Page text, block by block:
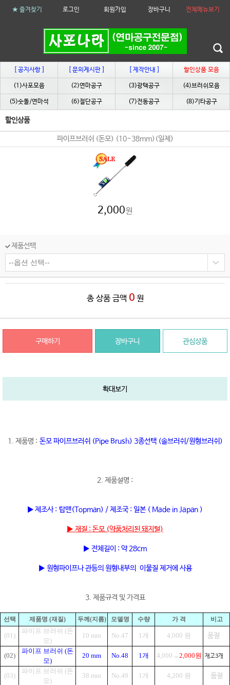
★ 즐겨찾기 로그인 회원가입 장바구니 전체메뉴보기
[ 공지사항 ] [ 문의게시판 ] [ 제작안내 ] 할인상품 모음
(1)사포모음 (2)연마공구 (3)광택공구 (4)브러쉬모음
(5)숫돌/연마석 (6)절단공구 (7)전동공구 (8)기타공구
할인상품
파이프브러쉬 (돈모) (10~38mm)(일제)
2,000원
제품선택
총 상품 금액 0 원
구매하기 장바구니 관심상품
확대보기
1. 제품명 : 돈모 파이프브러쉬 (Pipe Brush) 3종선택 (솔브러쉬/원형브러쉬)
2. 제품설명 :
▶ 제조사 : 탑맨(Topman) / 제조국 : 일본 ( Made in Japan )
▶ 재질 : 돈모 (약품처리된 돼지털)
▶ 전체길이 : 약 28cm
▶ 원형파이프나 관등의 원형내부의 이물질 제거에 사용
3. 제품규격 및 가격표
선택 제품명 (재질) 두께(지름) 모델명 수량 가 격 비고
(01)
파이프 브러쉬 (돈
모)
10 mm No.47 1개 4,000 원 품절
(02)
파이프 브러쉬 (돈
모)
20 mm No.48 1개 4,000→ 2,000원 재고3개
(03)
파이프 브러쉬 (돈
모)
38 mm No.49 1개 4,200 원 품절